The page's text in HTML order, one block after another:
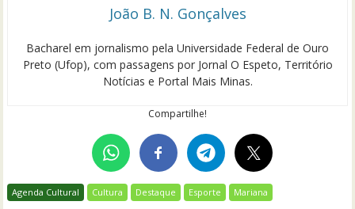
João B. N. Gonçalves
Bacharel em jornalismo pela Universidade Federal de Ouro
Preto (Ufop), com passagens por Jornal O Espeto, Território
Notícias e Portal Mais Minas.
Compartilhe!
Agenda Cultural Cultura Destaque Esporte Mariana